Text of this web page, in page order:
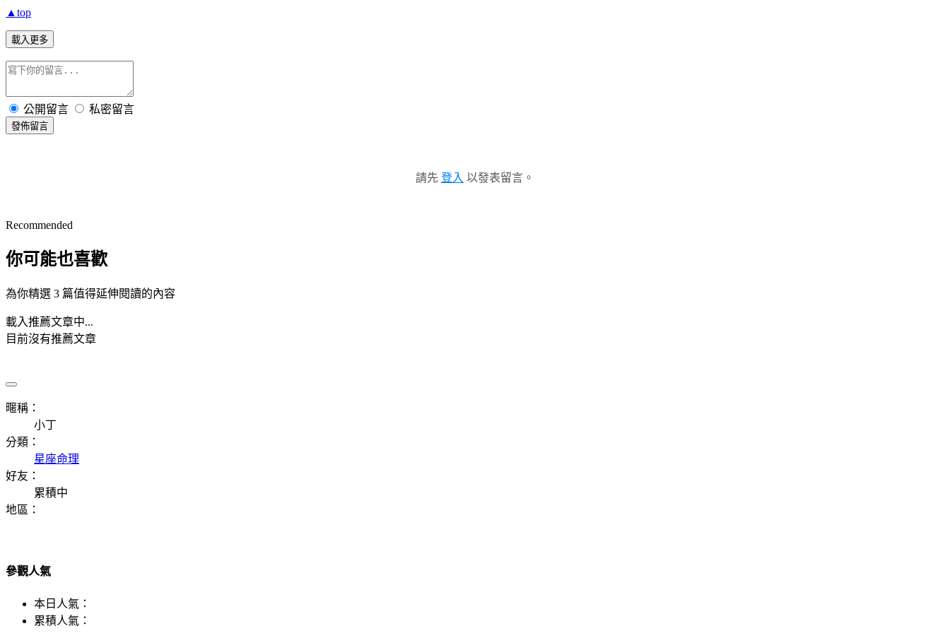
▲top
載入更多
公開留言 私密留言
發佈留言
請先 登入 以發表留言。
Recommended
你可能也喜歡
為你精選 3 篇值得延伸閱讀的內容
載入推薦文章中...
目前沒有推薦文章
暱稱：
小丁
分類：
星座命理
好友：
累積中
地區：
參觀人氣
本日人氣：
累積人氣：